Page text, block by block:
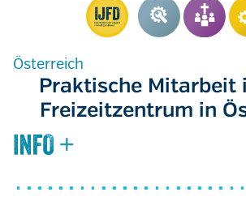
Österreich
Praktische Mitarbeit
Freizeitzentrum in